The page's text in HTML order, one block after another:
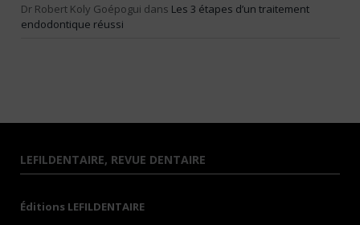
Dr Robert Koly Goépogui dans Les 3 étapes d’un traitement
endodontique réussi
LEFILDENTAIRE, REVUE DENTAIRE
Éditions LEFILDENTAIRE